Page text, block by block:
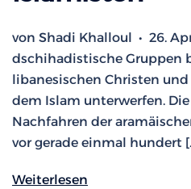
von Shadi Khalloul • 26.
dschihadistische Gruppen
libanesischen Christen und
dem Islam unterwerfen.
Nachfahren der
vor gerade einmal hundert
Weiterlesen